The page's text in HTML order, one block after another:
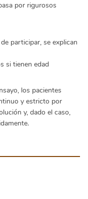
por rigurosos
participar, se explican
si tienen edad
los pacientes
y estricto por
y, dado el caso,